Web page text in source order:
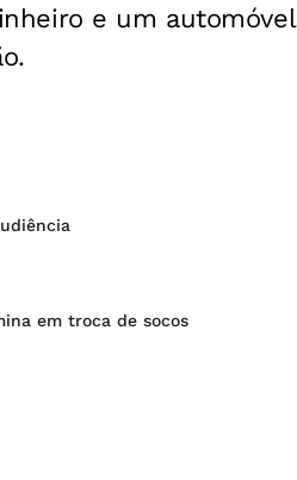
e um automóvel
em troca de socos